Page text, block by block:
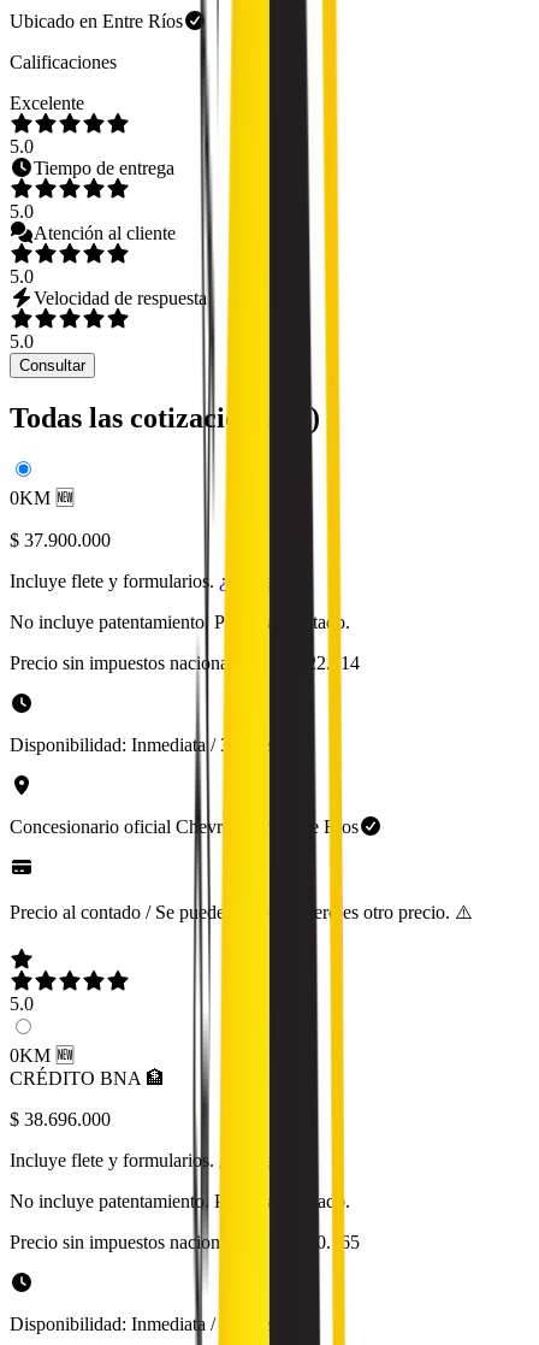
Ubicado en Entre Ríos
Calificaciones
Excelente
5.0
Tiempo de entrega
5.0
Atención al cliente
5.0
Velocidad de respuesta
5.0
Consultar
Todas las cotizaciones ( )
0KM 🆕
$ 37.900.000
Incluye flete y formularios. ¿Qué es?
No incluye patentamiento. Precio al contado.
Precio sin impuestos nacionales:
$ 31.322.314
Disponibilidad: Inmediata / 30 días
Concesionario oficial Chevrolet en Entre Ríos
Precio al contado / Se puede financiar, pero es otro precio. ⚠️
5.0
0KM 🆕
CRÉDITO BNA 🏦
$ 38.696.000
Incluye flete y formularios. ¿Qué es?
No incluye patentamiento. Precio al contado.
Precio sin impuestos nacionales:
$ 31.980.165
Disponibilidad: Inmediata / 30 días